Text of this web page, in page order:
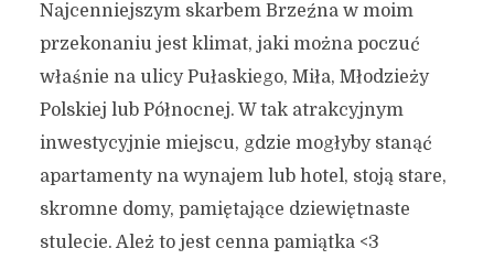
Najcenniejszym skarbem Brzeźna w moim
przekonaniu jest klimat, jaki można poczuć
właśnie na ulicy Pułaskiego, Miła, Młodzieży
Polskiej lub Północnej. W tak atrakcyjnym
inwestycyjnie miejscu, gdzie mogłyby stanąć
apartamenty na wynajem lub hotel, stoją stare,
skromne domy, pamiętające dziewiętnaste
stulecie. Ależ to jest cenna pamiątka <3